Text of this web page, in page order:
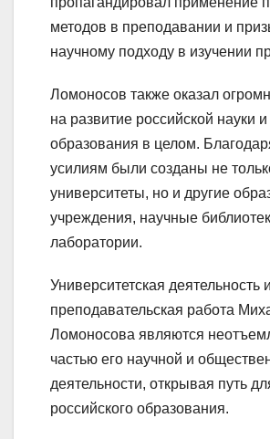
методов в преподавании и
научному подходу в изучении
Ломоносов также оказал
на развитие российской науки и
образования в целом.
усилиям были созданы не
университеты, но и другие
учреждения, научные
лаборатории.
Университетская деятельность и
преподавательская работа
Ломоносова являются
частью его научной и
деятельности, открывая путь
российского образования.